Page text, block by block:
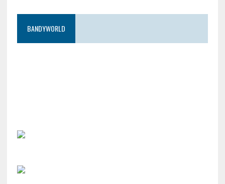
BANDYWORLD